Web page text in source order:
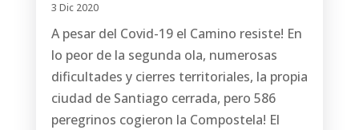
3 Dic 2020
A pesar del Covid-19 el Camino resiste! En
lo peor de la segunda ola, numerosas
dificultades y cierres territoriales, la propia
ciudad de Santiago cerrada, pero 586
peregrinos cogieron la Compostela! El